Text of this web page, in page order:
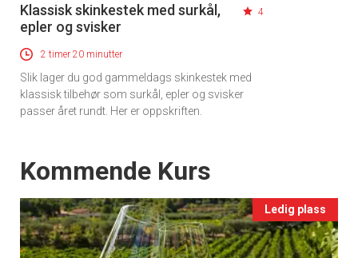
Klassisk skinkestek med surkål,
epler og svisker
4
2 timer 20 minutter
Slik lager du god gammeldags skinkestek med
klassisk tilbehør som surkål, epler og svisker
passer året rundt. Her er oppskriften.
Events
Kommende Kurs
Ledig plass